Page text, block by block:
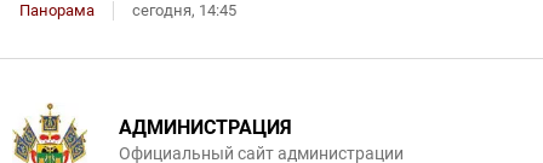
Панорама сегодня, 14:45
АДМИНИСТРАЦИЯ
Официальный сайт администрации